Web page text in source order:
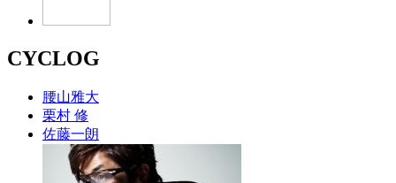
CYCLOG
腰山雅大
栗村 修
佐藤一朗